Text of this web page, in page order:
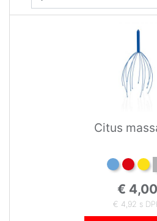
Citus
€ 4,00
€ 4,92 s